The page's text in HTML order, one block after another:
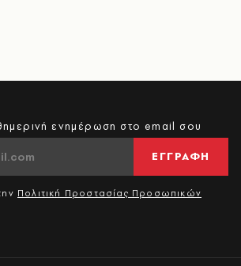
ενημέρωση στο email σου
ΕΓΓΡΑΦΗ
Πολιτική Προστασίας Προσωπικών